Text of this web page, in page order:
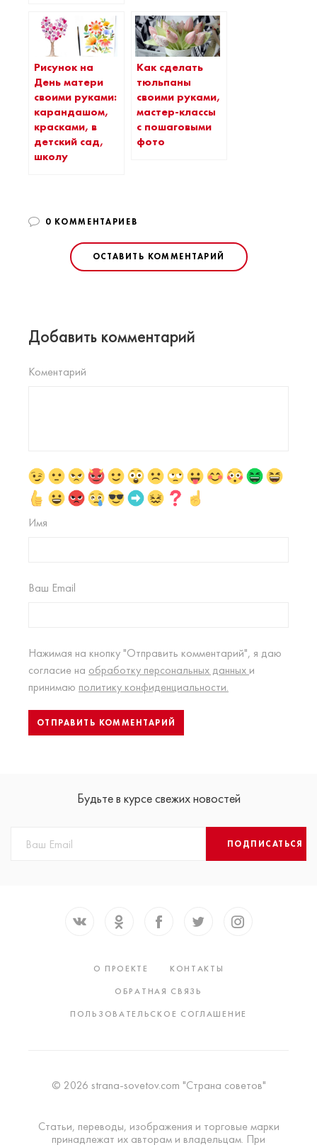
Рисунок на
День матери
своими руками:
карандашом,
красками, в
детский сад,
школу
Как сделать
тюльпаны
своими руками,
мастер-классы
с пошаговыми
фото
0 КОММЕНТАРИЕВ
ОСТАВИТЬ КОММЕНТАРИЙ
Добавить комментарий
Коментарий
Имя
Ваш Email
Нажимая на кнопку "Отправить комментарий", я даю
согласие на обработку персональных данных и
принимаю политику конфиденциальности.
Будьте в курсе свежих новостей
ПОДПИСАТЬСЯ
О ПРОЕКТЕ
КОНТАКТЫ
ОБРАТНАЯ СВЯЗЬ
ПОЛЬЗОВАТЕЛЬСКОЕ СОГЛАШЕНИЕ
© 2026 strana-sovetov.com "Страна советов"
Статьи, переводы, изображения и торговые марки
принадлежат их авторам и владельцам. При